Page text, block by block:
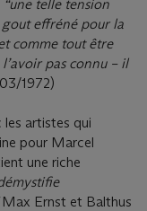
“une telle tension
gout effréné pour la
comme tout être
pas connu – il
1972)
les artistes qui
pour Marcel
une riche
Max Ernst et Balthus